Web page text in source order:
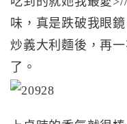
味，真是跌破我眼
炒義大利麵後，再
了。